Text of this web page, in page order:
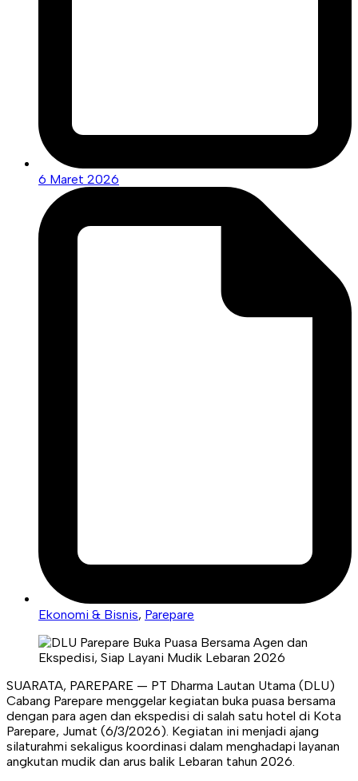
6 Maret 2026
Ekonomi & Bisnis, Parepare
SUARATA, PAREPARE — PT Dharma Lautan Utama (DLU)
Cabang Parepare menggelar kegiatan buka puasa bersama
dengan para agen dan ekspedisi di salah satu hotel di Kota
Parepare, Jumat (6/3/2026). Kegiatan ini menjadi ajang
silaturahmi sekaligus koordinasi dalam menghadapi layanan
angkutan mudik dan arus balik Lebaran tahun 2026.